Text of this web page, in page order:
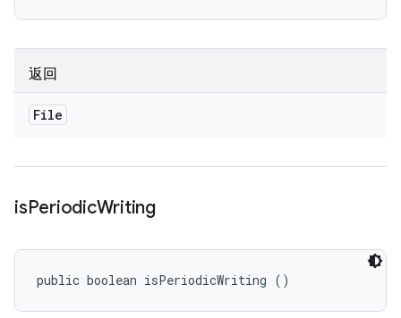
返回
File
isPeriodicWriting
public boolean isPeriodicWriting ()